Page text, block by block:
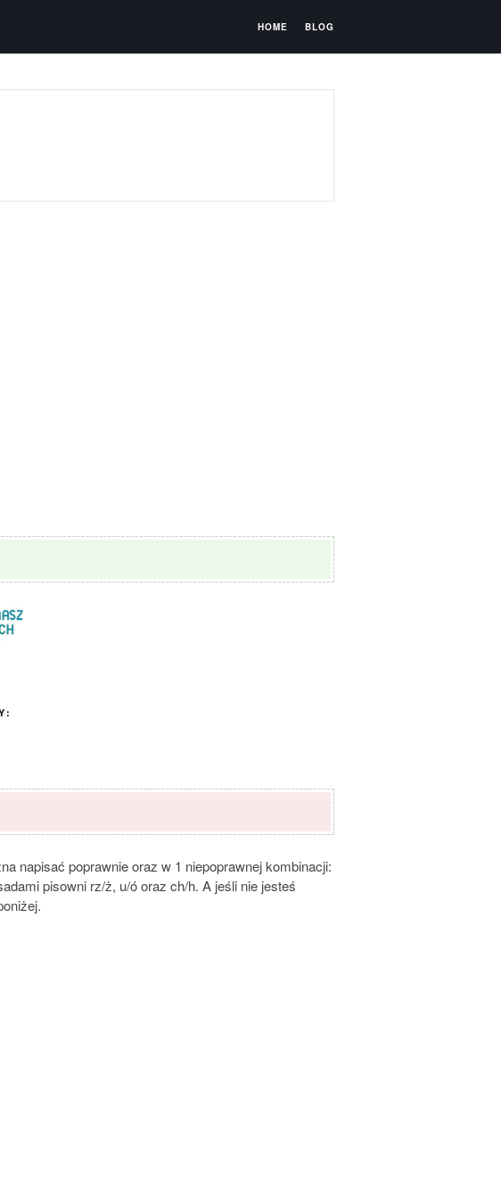
HOME BLOG
napisać poprawnie oraz w 1 niepoprawnej kombinacji:
pisowni rz/ż, u/ó oraz ch/h. A jeśli nie jesteś